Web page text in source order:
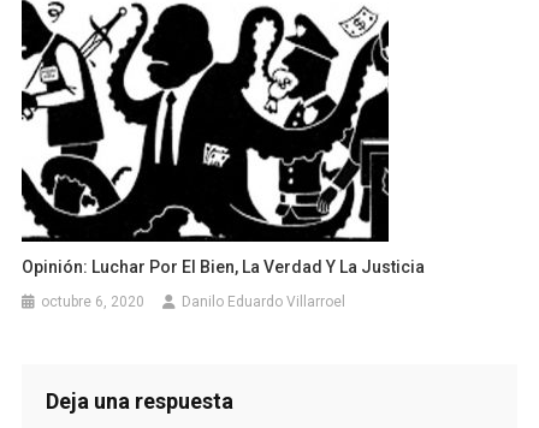
Opinión: Luchar Por El Bien, La Verdad Y La Justicia
octubre 6, 2020 Danilo Eduardo Villarroel
Deja una respuesta